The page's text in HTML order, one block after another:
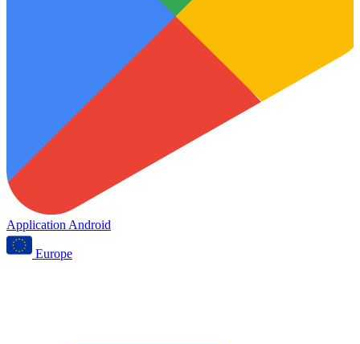
Application Android
Europe